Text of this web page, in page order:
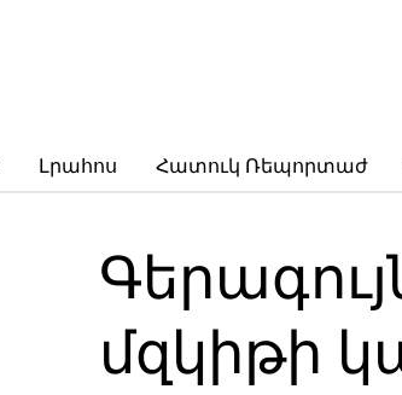
Լրահոս Հատուկ Ռեպորտաժ
մզկիթի